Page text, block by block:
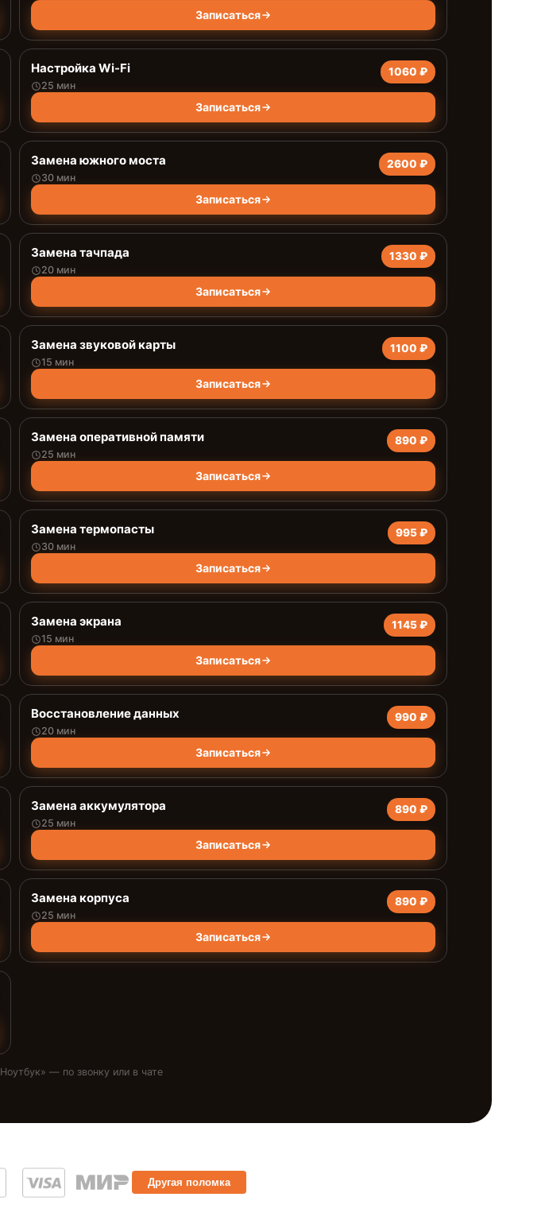
Записаться
Настройка Wi-Fi
25 мин
1060 ₽
Записаться
Замена южного моста
30 мин
2600 ₽
Записаться
Замена тачпада
20 мин
1330 ₽
Записаться
Замена звуковой карты
15 мин
1100 ₽
Записаться
Замена оперативной памяти
25 мин
890 ₽
Записаться
Замена термопасты
30 мин
995 ₽
Записаться
Замена экрана
15 мин
1145 ₽
Записаться
Восстановление данных
20 мин
990 ₽
Записаться
Замена аккумулятора
25 мин
890 ₽
Записаться
Замена корпуса
25 мин
890 ₽
Записаться
Ноутбук» — по звонку или в чате
Другая поломка